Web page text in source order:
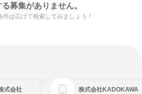
募集がありません。
件は広げて検索してみましょう！
式会社 株式会社KADOKAWA